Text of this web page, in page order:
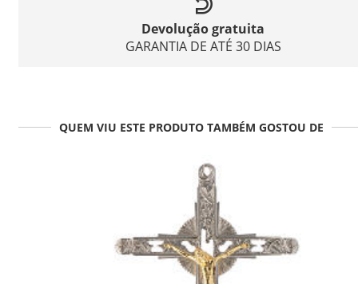
Devolução gratuita
GARANTIA DE ATÉ 30 DIAS
QUEM VIU ESTE PRODUTO TAMBÉM GOSTOU DE